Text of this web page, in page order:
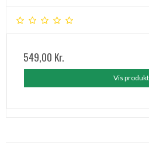
549,00 Kr.
Vis produkt